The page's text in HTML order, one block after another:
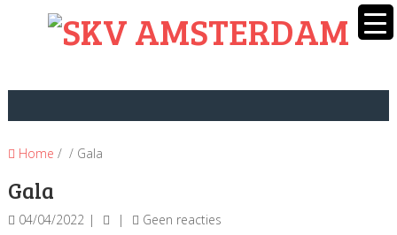
Home / / Gala
Gala
04/04/2022 Geen reacties